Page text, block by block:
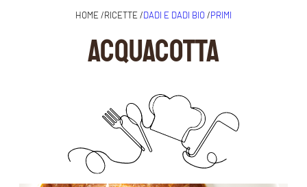
HOME /RICETTE /DADI E DADI BIO/PRIMI
Acquacotta